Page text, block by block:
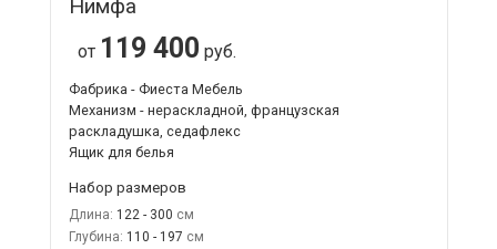
Нимфа
от 119 400 руб.
Фабрика - Фиеста Мебель
Механизм - нераскладной, французская
раскладушка, седафлекс
Ящик для белья
Набор размеров
Длина: 122 - 300
Глубина: 110 - 197